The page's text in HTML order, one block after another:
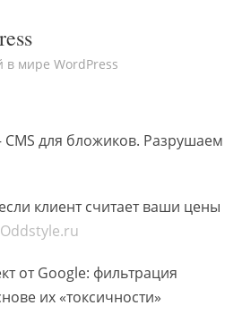
в мире WordPress
CMS для бложиков. Разрушаем
клиент считает ваши цены
Oddstyle.ru
от Google: фильтрация
их «токсичности»